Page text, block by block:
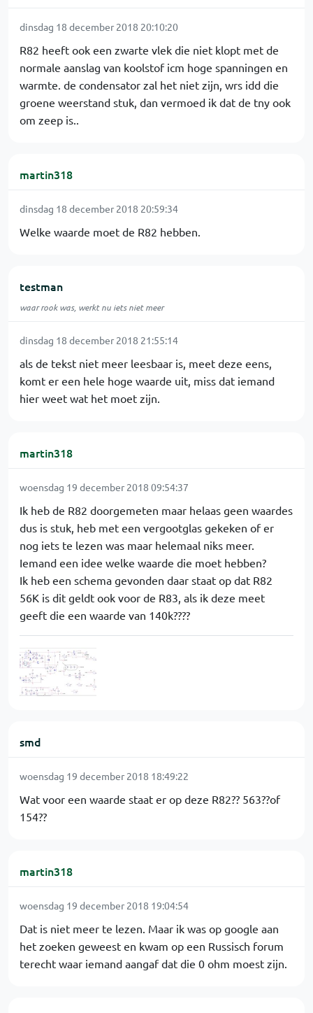
dinsdag 18 december 2018 20:10:20
R82 heeft ook een zwarte vlek die niet klopt met de
normale aanslag van koolstof icm hoge spanningen en
warmte. de condensator zal het niet zijn, wrs idd die
groene weerstand stuk, dan vermoed ik dat de tny ook
om zeep is..
martin318
dinsdag 18 december 2018 20:59:34
Welke waarde moet de R82 hebben.
testman
waar rook was, werkt nu iets niet meer
dinsdag 18 december 2018 21:55:14
als de tekst niet meer leesbaar is, meet deze eens,
komt er een hele hoge waarde uit, miss dat iemand
hier weet wat het moet zijn.
martin318
woensdag 19 december 2018 09:54:37
Ik heb de R82 doorgemeten maar helaas geen waardes
dus is stuk, heb met een vergootglas gekeken of er
nog iets te lezen was maar helemaal niks meer.
Iemand een idee welke waarde die moet hebben?
Ik heb een schema gevonden daar staat op dat R82
56K is dit geldt ook voor de R83, als ik deze meet
geeft die een waarde van 140k????
smd
woensdag 19 december 2018 18:49:22
Wat voor een waarde staat er op deze R82?? 563??of
154??
martin318
woensdag 19 december 2018 19:04:54
Dat is niet meer te lezen. Maar ik was op google aan
het zoeken geweest en kwam op een Russisch forum
terecht waar iemand aangaf dat die 0 ohm moest zijn.